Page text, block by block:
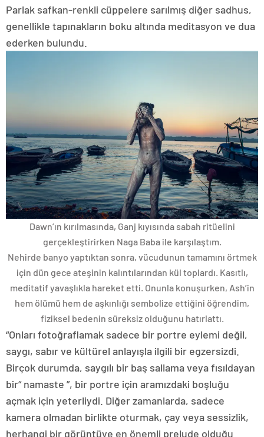
Parlak safkan-renkli cüppelere sarılmış diğer sadhus,
genellikle tapınakların boku altında meditasyon ve dua
ederken bulundu.
Dawn’ın kırılmasında, Ganj kıyısında sabah ritüelini
gerçekleştirirken Naga Baba ile karşılaştım.
Nehirde banyo yaptıktan sonra, vücudunun tamamını örtmek
için dün gece ateşinin kalıntılarından kül toplardı. Kasıtlı,
meditatif yavaşlıkla hareket etti. Onunla konuşurken, Ash’in
hem ölümü hem de aşkınlığı sembolize ettiğini öğrendim,
fiziksel bedenin süreksiz olduğunu hatırlattı.
“Onları fotoğraflamak sadece bir portre eylemi değil,
saygı, sabır ve kültürel anlayışla ilgili bir egzersizdi.
Birçok durumda, saygılı bir baş sallama veya fısıldayan
bir“ namaste ”, bir portre için aramızdaki boşluğu
açmak için yeterliydi. Diğer zamanlarda, sadece
kamera olmadan birlikte oturmak, çay veya sessizlik,
herhangi bir görüntüye en önemli prelude olduğu